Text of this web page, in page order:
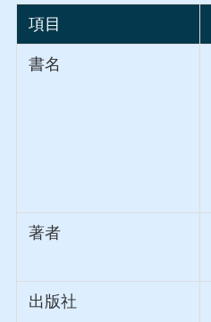
項目
書名
著者
出版社